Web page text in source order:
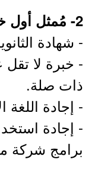
2- مُمثل أول خدمات المطار (جدة):
- شهادة
ذات صلة.
- إجادة اللغة
- إجادة
برامج شركة